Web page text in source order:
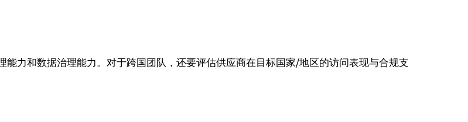
力和数据治理能力。对于跨国团队，还要评估供应商在目标国家/地区的访问表现与合规支